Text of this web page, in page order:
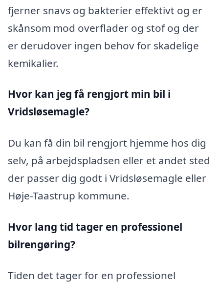
fjerner snavs og bakterier effektivt og er
skånsom mod overflader og stof og der
er derudover ingen behov for skadelige
kemikalier.
Hvor kan jeg få rengjort min bil i
Vridsløsemagle?
Du kan få din bil rengjort hjemme hos dig
selv, på arbejdspladsen eller et andet sted
der passer dig godt i Vridsløsemagle eller
Høje-Taastrup kommune.
Hvor lang tid tager en professionel
bilrengøring?
Tiden det tager for en professionel